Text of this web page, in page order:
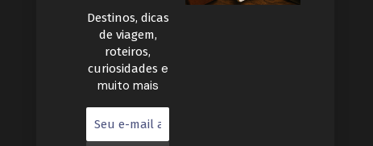
Destinos, dicas
de viagem,
roteiros,
curiosidades e
muito mais